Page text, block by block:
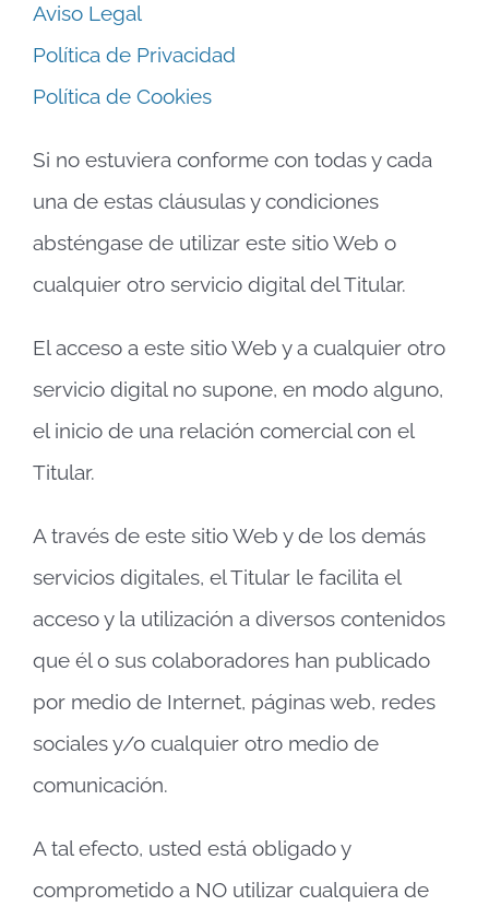
Aviso Legal
Política de Privacidad
Política de Cookies
Si no estuviera conforme con todas y cada
una de estas cláusulas y condiciones
absténgase de utilizar este sitio Web o
cualquier otro servicio digital del Titular.
El acceso a este sitio Web y a cualquier otro
servicio digital no supone, en modo alguno,
el inicio de una relación comercial con el
Titular.
A través de este sitio Web y de los demás
servicios digitales, el Titular le facilita el
acceso y la utilización a diversos contenidos
que él o sus colaboradores han publicado
por medio de Internet, páginas web, redes
sociales y/o cualquier otro medio de
comunicación.
A tal efecto, usted está obligado y
comprometido a NO utilizar cualquiera de